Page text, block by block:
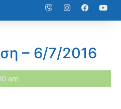
– 6/7/2016
am